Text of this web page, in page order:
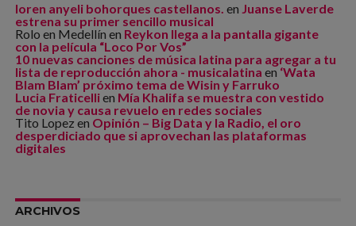
loren anyeli bohorques castellanos. en Juanse Laverde
estrena su primer sencillo musical
Rolo en Medellín en Reykon llega a la pantalla gigante
con la película “Loco Por Vos”
10 nuevas canciones de música latina para agregar a tu
lista de reproducción ahora - musicalatina en ‘Wata
Blam Blam’ próximo tema de Wisin y Farruko
Lucia Fraticellien Mía Khalifa se muestra con vestido
de novia y causa revuelo en redes sociales
Tito Lopez en Opinión – Big Data y la Radio, el oro
desperdiciado que si aprovechan las plataformas
digitales
ARCHIVOS